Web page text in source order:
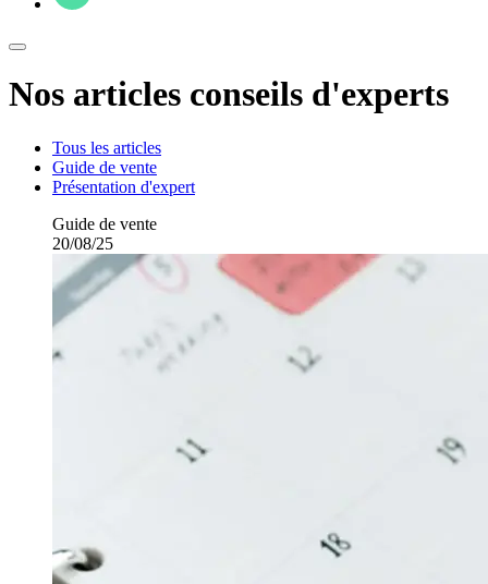
Nos articles conseils d'experts
Tous les articles
Guide de vente
Présentation d'expert
Guide de vente
20/08/25